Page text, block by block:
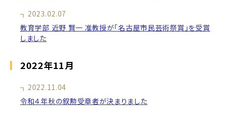
2023.02.07
教育学部 近野 賢一 准教授が「名古屋市民芸術祭賞」を受賞
しました
2022年11月
2022.11.04
令和４年秋の叙勲受章者が決まりました